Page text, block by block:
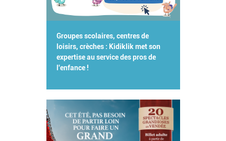
Groupes scolaires, centres de
loisirs, crèches : Kidiklik met son
expertise au service des pros de
l'enfance !